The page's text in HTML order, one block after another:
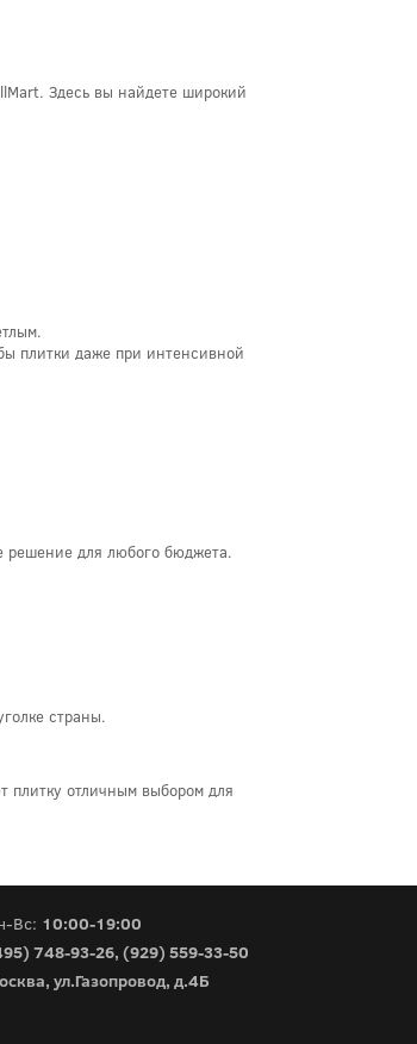
Здесь вы найдете широкий
плитки даже при интенсивной
решение для любого бюджета.
страны.
плитку отличным выбором для
Вс: 10:00-19:00
748-93-26, (929) 559-33-50
ул.Газопровод, д.4Б